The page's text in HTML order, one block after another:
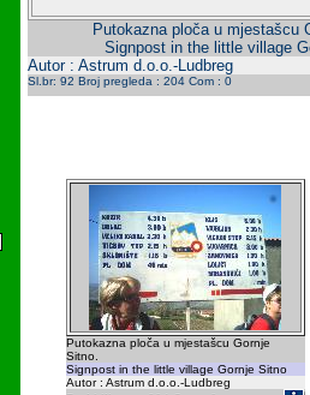
Putokazna ploča u mjestašcu
Signpost in the little village
Autor : Astrum d.o.o.-Ludbreg
Sl.br: 92 Broj pregleda : 204 Com : 0
Putokazna ploča u mjestašcu Gornje
Sitno.
Signpost in the little village Gornje Sitno
Autor : Astrum d.o.o.-Ludbreg